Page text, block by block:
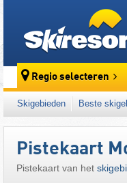
Regio selecteren
Skigebieden Beste
Pistekaart
Pistekaart van het